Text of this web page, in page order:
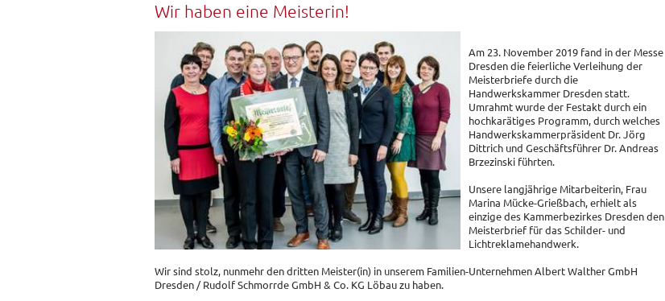
Wir haben eine Meisterin!
Am 23. November 2019 fand in der Messe
Dresden die feierliche Verleihung der
Meisterbriefe durch die
Handwerkskammer Dresden statt.
Umrahmt wurde der Festakt durch ein
hochkarätiges Programm, durch welches
Handwerkskammerpräsident Dr. Jörg
Dittrich und Geschäftsführer Dr. Andreas
Brzezinski führten.
Unsere langjährige Mitarbeiterin, Frau
Marina Mücke-Grießbach, erhielt als
einzige des Kammerbezirkes Dresden den
Meisterbrief für das Schilder- und
Lichtreklamehandwerk.
Wir sind stolz, nunmehr den dritten Meister(in) in unserem Familien-Unternehmen Albert Walther GmbH
Dresden / Rudolf Schmorrde GmbH & Co. KG Löbau zu haben.